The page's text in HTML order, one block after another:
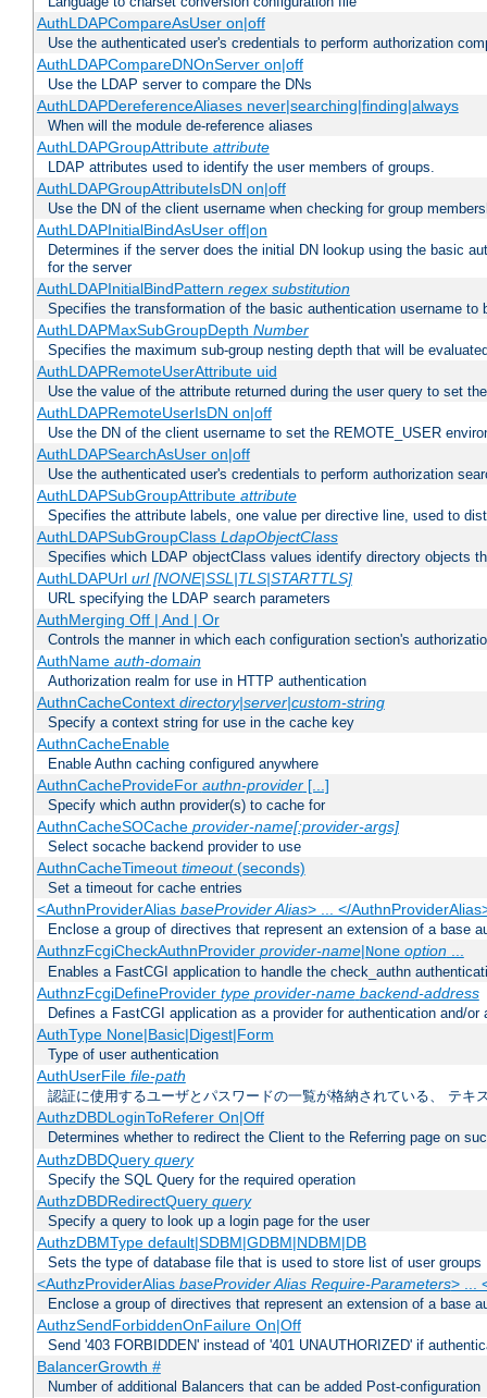
AuthLDAPCompareAsUser on|off
Use the authenticated user's credentials to perform authorization
AuthLDAPCompareDNOnServer on|off
Use the LDAP server to compare the DNs
AuthLDAPDereferenceAliases never|searching|finding|always
When will the module de-reference aliases
AuthLDAPGroupAttribute attribute
LDAP attributes used to identify the user members of groups.
AuthLDAPGroupAttributeIsDN on|off
Use the DN of the client username when checking for group
AuthLDAPInitialBindAsUser off|on
Determines if the server does the initial DN lookup using the basic
for the server
AuthLDAPInitialBindPattern regex substitution
Specifies the transformation of the basic authentication username
AuthLDAPMaxSubGroupDepth Number
Specifies the maximum sub-group nesting depth that will be
AuthLDAPRemoteUserAttribute uid
Use the value of the attribute returned during the user query to set
AuthLDAPRemoteUserIsDN on|off
Use the DN of the client username to set the REMOTE_USER
AuthLDAPSearchAsUser on|off
Use the authenticated user's credentials to perform authorization
AuthLDAPSubGroupAttribute attribute
Specifies the attribute labels, one value per directive line, used to
AuthLDAPSubGroupClass LdapObjectClass
Specifies which LDAP objectClass values identify directory objects
AuthLDAPUrl url [NONE|SSL|TLS|STARTTLS]
URL specifying the LDAP search parameters
AuthMerging Off | And | Or
Controls the manner in which each configuration section's
AuthName auth-domain
Authorization realm for use in HTTP authentication
AuthnCacheContext directory|server|custom-string
Specify a context string for use in the cache key
AuthnCacheEnable
Enable Authn caching configured anywhere
AuthnCacheProvideFor authn-provider[...]
Specify which authn provider(s) to cache for
AuthnCacheSOCache provider-name[:provider-args]
Select socache backend provider to use
AuthnCacheTimeout timeout(seconds)
Set a timeout for cache entries
<AuthnProviderAlias baseProvider Alias> ... </
Enclose a group of directives that represent an extension of a base
AuthnzFcgiCheckAuthnProvider provider-name|None option...
Enables a FastCGI application to handle the check_authn
AuthnzFcgiDefineProvider type provider-name backend-address
Defines a FastCGI application as a provider for authentication and/or
AuthType None|Basic|Digest|Form
Type of user authentication
AuthUserFile file-path
認証に使用するユーザとパスワードの一覧が格納されている、 テキ
AuthzDBDLoginToReferer On|Off
Determines whether to redirect the Client to the Referring page on
AuthzDBDQuery query
Specify the SQL Query for the required operation
AuthzDBDRedirectQuery query
Specify a query to look up a login page for the user
AuthzDBMType default|SDBM|GDBM|NDBM|DB
Sets the type of database file that is used to store list of user groups
<AuthzProviderAlias baseProvider Alias Require-Parameters> ...
Enclose a group of directives that represent an extension of a base
AuthzSendForbiddenOnFailure On|Off
Send '403 FORBIDDEN' instead of '401 UNAUTHORIZED' if
BalancerGrowth #
Number of additional Balancers that can be added Post-configuration